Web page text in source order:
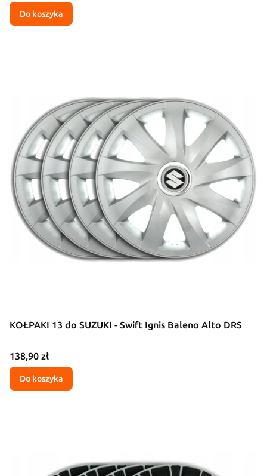
Do koszyka
KOŁPAKI 13 do SUZUKI - Swift Ignis Baleno Alto DRS
Cena
138,90 zł
Do koszyka